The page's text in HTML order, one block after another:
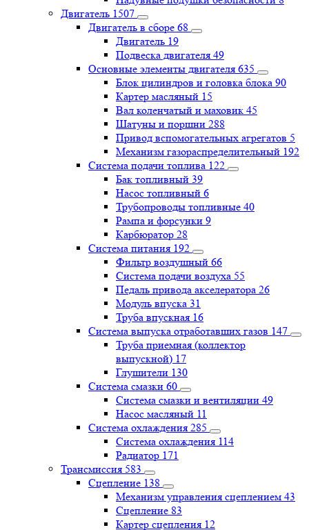
Двигатель 1507
Двигатель в сборе 68
Двигатель 19
Подвеска двигателя 49
Основные элементы двигателя 635
Блок цилиндров и головка блока 90
Картер масляный 15
Вал коленчатый и маховик 45
Шатуны и поршни 288
Привод вспомогательных агрегатов 5
Механизм газораспределительный 192
Система подачи топлива 122
Бак топливный 39
Насос топливный 6
Трубопроводы топливные 40
Рампа и форсунки 9
Карбюратор 28
Система питания 192
Фильтр воздушный 66
Система подачи воздуха 55
Педаль привода акселератора 26
Модуль впуска 31
Труба впускная 16
Система выпуска отработавших газов 147
Труба приемная (коллектор
выпускной) 17
Глушители 130
Система смазки 60
Система смазки и вентиляции 49
Насос масляный 11
Система охлаждения 285
Система охлаждения 114
Радиатор 171
Трансмиссия 583
Сцепление 138
Механизм управления сцеплением 43
Сцепление 83
Картер сцепления 12